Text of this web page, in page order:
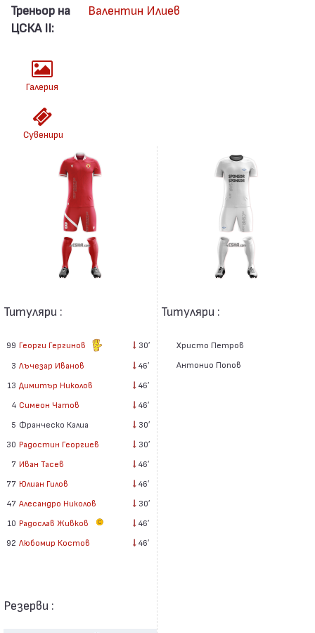
Треньор на
ЦСКА II:
Валентин Илиев
Галерия
Сувенири
Титуляри :
99 Георги Гергинов 30′
3 Лъчезар Иванов
46′
13 Димитър Николов
46′
4 Симеон Чатов
46′
5 Франческо Калиа
30′
30 Радостин Георгиев
30′
7 Иван Тасев
46′
77 Юлиан Гилов
46′
47 Алесандро Николов
30′
10 Радослав Живков 46′
92 Любомир Костов 46′
Резерви :
Титуляри :
Христо Петров
Антонио Попов